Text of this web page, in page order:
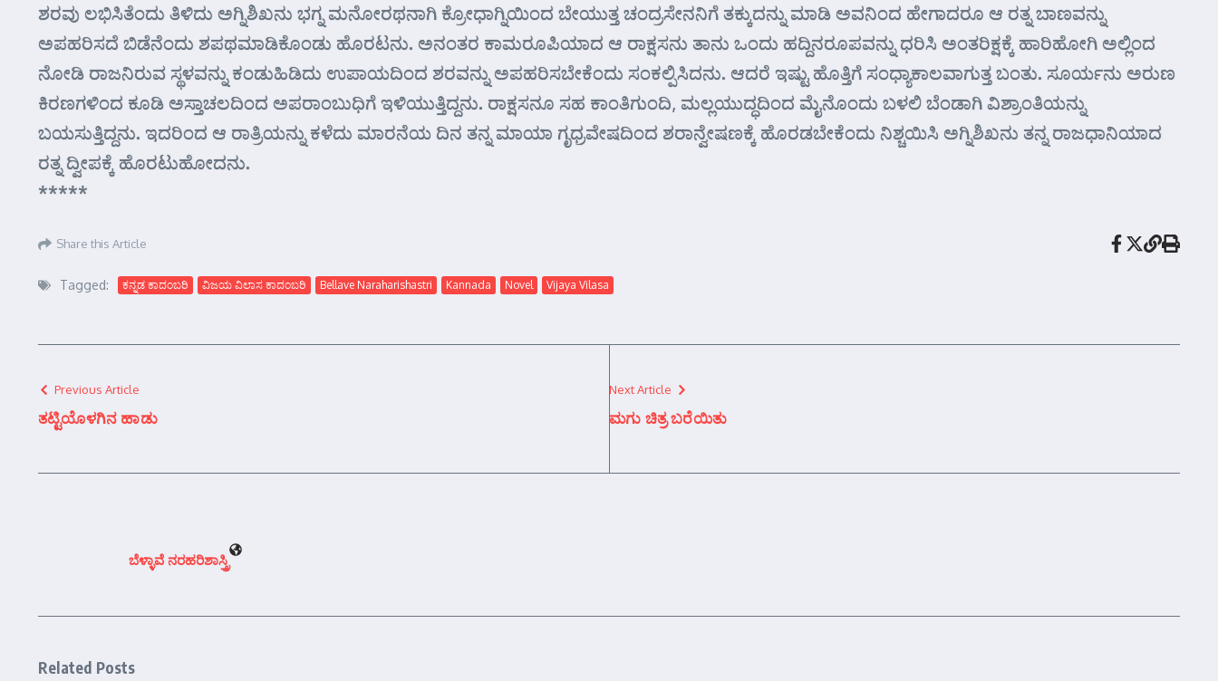
ಶರವು ಲಭಿಸಿತೆಂದು ತಿಳಿದು ಅಗ್ನಿಶಿಖನು ಭಗ್ನ ಮನೋರಥನಾಗಿ ಕ್ರೋಧಾಗ್ನಿಯಿಂದ ಬೇಯುತ್ತ ಚಂದ್ರಸೇನನಿಗೆ ತಕ್ಕುದನ್ನು ಮಾಡಿ ಅವನಿಂದ ಹೇಗಾದರೂ ಆ ರತ್ನ ಬಾಣವನ್ನು
ಅಪಹರಿಸದೆ ಬಿಡೆನೆಂದು ಶಪಥಮಾಡಿಕೊಂಡು ಹೊರಟನು. ಅನಂತರ ಕಾಮರೂಪಿಯಾದ ಆ ರಾಕ್ಷಸನು ತಾನು ಒಂದು ಹದ್ದಿನರೂಪವನ್ನು ಧರಿಸಿ ಅಂತರಿಕ್ಷಕ್ಕೆ ಹಾರಿಹೋಗಿ ಅಲ್ಲಿಂದ
ನೋಡಿ ರಾಜನಿರುವ ಸ್ಥಳವನ್ನು ಕಂಡುಹಿಡಿದು ಉಪಾಯದಿಂದ ಶರವನ್ನು ಅಪಹರಿಸಬೇಕೆಂದು ಸಂಕಲ್ಪಿಸಿದನು. ಆದರೆ ಇಷ್ಟು ಹೊತ್ತಿಗೆ ಸಂಧ್ಯಾಕಾಲವಾಗುತ್ತ ಬಂತು. ಸೂರ್ಯನು ಅರುಣ
ಕಿರಣಗಳಿಂದ ಕೂಡಿ ಅಸ್ತಾಚಲದಿಂದ ಅಪರಾಂಬುಧಿಗೆ ಇಳಿಯುತ್ತಿದ್ದನು. ರಾಕ್ಷಸನೂ ಸಹ ಕಾಂತಿಗುಂದಿ, ಮಲ್ಲಯುದ್ಧದಿಂದ ಮೈನೊಂದು ಬಳಲಿ ಬೆಂಡಾಗಿ ವಿಶ್ರಾಂತಿಯನ್ನು
ಬಯಸುತ್ತಿದ್ದನು. ಇದರಿಂದ ಆ ರಾತ್ರಿಯನ್ನು ಕಳೆದು ಮಾರನೆಯ ದಿನ ತನ್ನ ಮಾಯಾ ಗೃಧ್ರವೇಷದಿಂದ ಶರಾನ್ವೇಷಣಕ್ಕೆ ಹೊರಡಬೇಕೆಂದು ನಿಶ್ಚಯಿಸಿ ಅಗ್ನಿಶಿಖನು ತನ್ನ ರಾಜಧಾನಿಯಾದ
ರತ್ನ ದ್ವೀಪಕ್ಕೆ ಹೊರಟುಹೋದನು.
*****
Share this Article
Tagged: ಕನ್ನಡ ಕಾದಂಬರಿ ವಿಜಯ ವಿಲಾಸ ಕಾದಂಬರಿ Bellave Naraharishastri Kannada Novel Vijaya Vilasa
Previous Article
ತಟ್ಟಿಯೊಳಗಿನ ಹಾಡು
Next Article
ಮಗು ಚಿತ್ರ ಬರೆಯಿತು
ಬೆಳ್ಳಾವೆ ನರಹರಿಶಾಸ್ತ್ರಿ
Related Posts